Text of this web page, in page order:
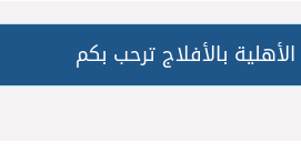
بالأفلاج ترحب بكم